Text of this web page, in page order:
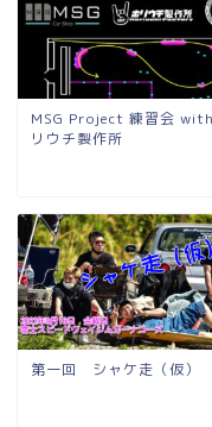
MSG Project 練習会
リウチ製作所
第一回 シャケ走（仮）